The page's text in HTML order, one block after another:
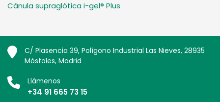
Cánula supraglótica i-gel® Plus
C/ Plasencia 39, Polígono Industrial Las Nieves, 28935
Móstoles, Madrid
Llámenos
+34 91 665 73 15